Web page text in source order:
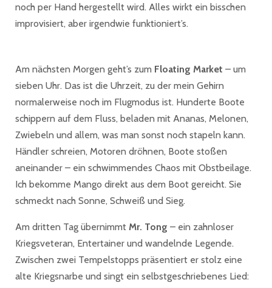
noch per Hand hergestellt wird. Alles wirkt ein bisschen
improvisiert, aber irgendwie funktioniert’s.
Am nächsten Morgen geht’s zum Floating Market – um
sieben Uhr. Das ist die Uhrzeit, zu der mein Gehirn
normalerweise noch im Flugmodus ist. Hunderte Boote
schippern auf dem Fluss, beladen mit Ananas, Melonen,
Zwiebeln und allem, was man sonst noch stapeln kann.
Händler schreien, Motoren dröhnen, Boote stoßen
aneinander – ein schwimmendes Chaos mit Obstbeilage.
Ich bekomme Mango direkt aus dem Boot gereicht. Sie
schmeckt nach Sonne, Schweiß und Sieg.
Am dritten Tag übernimmt Mr. Tong – ein zahnloser
Kriegsveteran, Entertainer und wandelnde Legende.
Zwischen zwei Tempelstopps präsentiert er stolz eine
alte Kriegsnarbe und singt ein selbstgeschriebenes Lied: